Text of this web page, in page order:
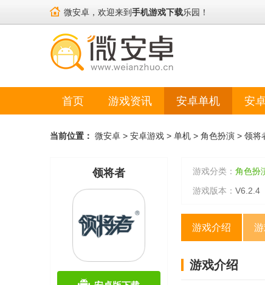
微安卓，欢迎来到手机游戏下载乐园！
首页 游戏资讯 安卓单机 安
当前位置： 微安卓 > 安卓游戏 > 单机 > 角色扮演 > 领将
领将者 游戏分类： 角色扮
游戏版本： V6.2.4
游戏介绍
游戏介绍